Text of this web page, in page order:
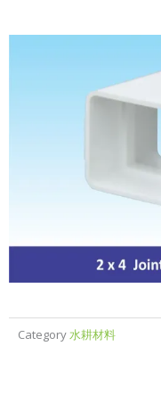
Category水耕材料